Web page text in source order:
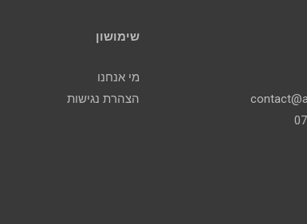
שימושון
מי אנחנו
הצהרת נגישות